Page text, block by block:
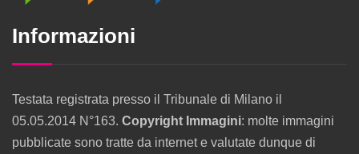
Informazioni
Testata registrata presso il Tribunale di Milano il
05.05.2014 N°163. Copyright Immagini: molte immagini
pubblicate sono tratte da internet e valutate dunque di